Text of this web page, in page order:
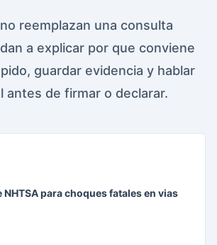
reemplazan una consulta
a explicar por que conviene
guardar evidencia y hablar
antes de firmar o declarar.
NHTSA para choques fatales en vias